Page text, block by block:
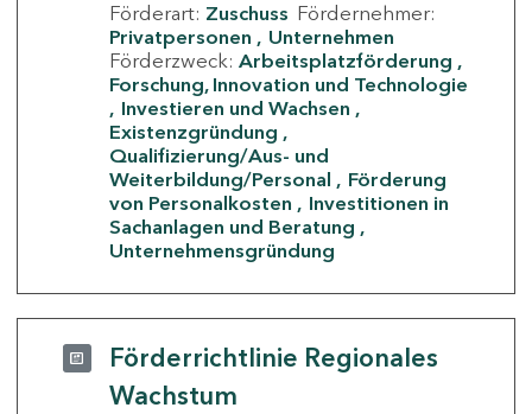
Förderart: Zuschuss Fördernehmer:
Privatpersonen
Unternehmen
Förderzweck: Arbeitsplatzförderung
Forschung, Innovation und Technologie
Investieren und Wachsen
Existenzgründung
Qualifizierung/Aus- und
Weiterbildung/Personal
Förderung
von Personalkosten
Investitionen in
Sachanlagen und Beratung
Unternehmensgründung
Förderrichtlinie Regionales
Wachstum